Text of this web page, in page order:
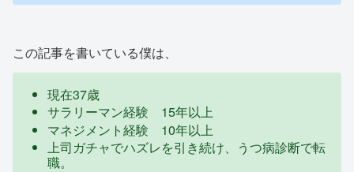
この記事を書いている僕は、
現在37歳
サラリーマン経験 15年以上
マネジメント経験 10年以上
上司ガチャでハズレを引き続け、うつ病診断で転
職。